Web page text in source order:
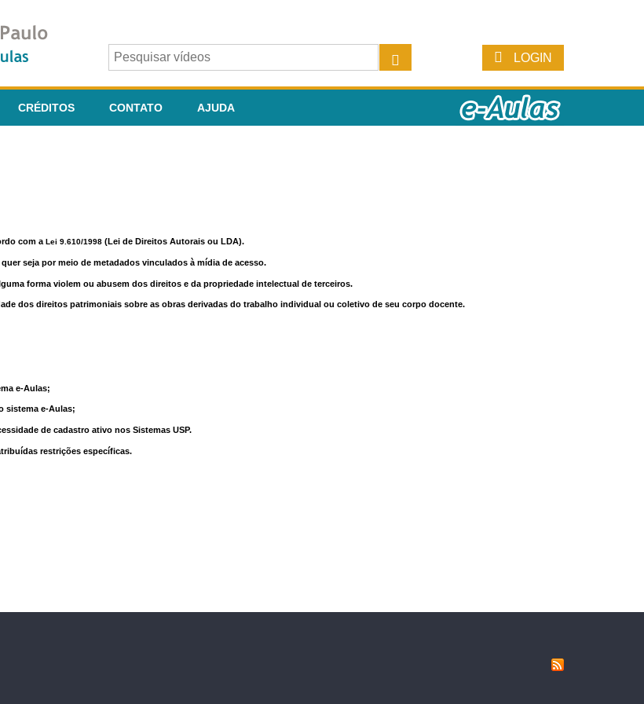
LOGIN
CRÉDITOS CONTATO AJUDA
com a Lei 9.610/1998 (Lei de Direitos Autorais ou LDA).
seja por meio de metadados vinculados à mídia de acesso.
forma violem ou abusem dos direitos e da propriedade intelectual de terceiros.
dos direitos patrimoniais sobre as obras derivadas do trabalho individual ou coletivo de seu corpo docente.
e-Aulas;
sistema e-Aulas;
de cadastro ativo nos Sistemas USP.
restrições específicas.